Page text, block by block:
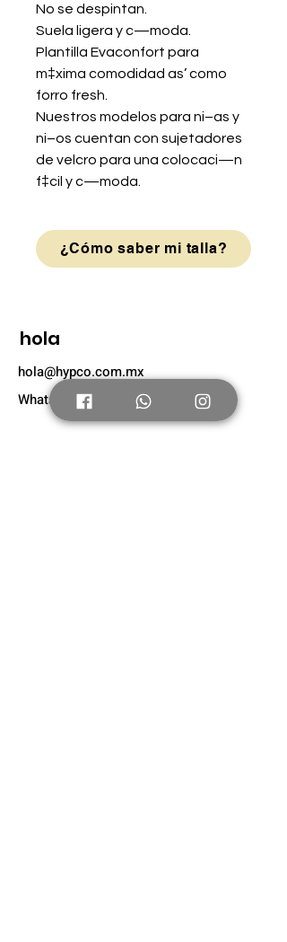
No se despintan.
Suela ligera y c—moda.
Plantilla Evaconfort para
m‡xima comodidad as’ como
forro fresh.
Nuestros modelos para ni–as y
ni–os cuentan con sujetadores
de velcro para una colocaci—n
f‡cil y c—moda.
¿Cómo saber mi talla?
hola
hola@hypco.com.mx
Whatsapp: +52 56 4804 0631